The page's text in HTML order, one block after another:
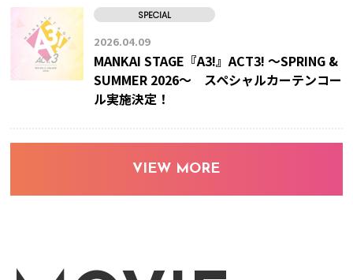
SPECIAL
2026.04.09
MANKAI STAGE『A3!』ACT3! ～SPRING &
SUMMER 2026～ スペシャルカーテンコー
ル実施決定！
VIEW MORE